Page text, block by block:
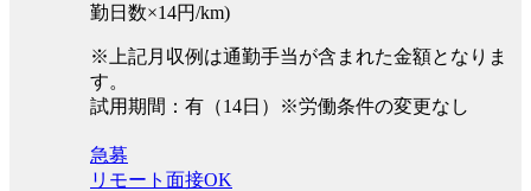
勤日数×14円/km)
※上記月収例は通勤手当が含まれた金額となりま
す。
試用期間：有（14日）※労働条件の変更なし
急募
リモート面接OK